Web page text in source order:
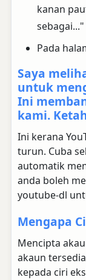
kanan
sebagai..."
Pada
Saya
untuk
Ini
kami.
Ini kerana
turun. Cuba
automatik
anda boleh
youtube-dl
Mengapa
Mencipta
akaun
kepada ciri